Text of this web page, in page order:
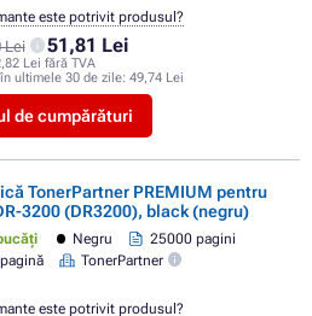
Lei 51,81 Lei
Lei fără TVA
ultimele 30 de zile: 49,74 Lei
de cumpărături
este potrivit produsul?
TonerPartner PREMIUM pentru
3200 (DR3200), black (negru)
Negru
25000 pagini
TonerPartner
este potrivit produsul?